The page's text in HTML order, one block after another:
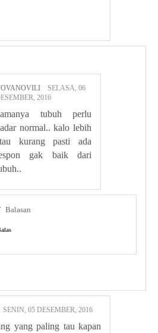
SELASA, 06
2016
tubuh perlu
normal.. kalo lebih
kurang pasti ada
gak baik dari
Balasan
SENIN, 05 DESEMBER, 2016
yang paling tau kapan